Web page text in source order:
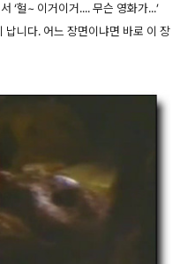
‘헐~ 이거이거.... 무슨 영화가...’
니다. 어느 장면이냐면 바로 이 장